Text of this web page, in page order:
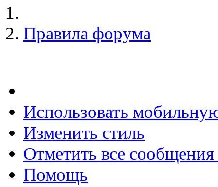
Правила форума
Использовать
Изменить стиль
Отметить все
Помощь